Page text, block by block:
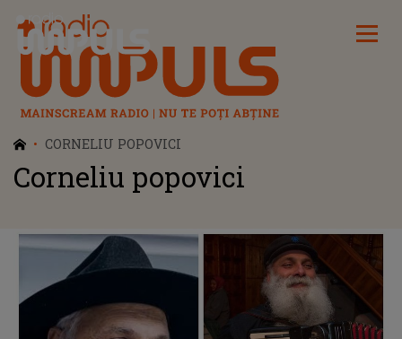
Radio Impuls
CORNELIU POPOVICI
Corneliu popovici